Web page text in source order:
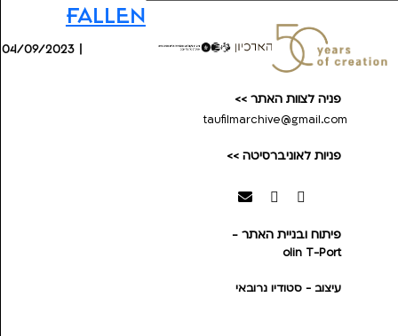
Fallen
04/09/2023 |
פיתוח ובניית האתר -
T-Port
olin
עיצוב - סטודיו נרובאי
פניות לאוניברסיטה >>
פניה לצוות האתר >>
taufilmarchive@gmail.com